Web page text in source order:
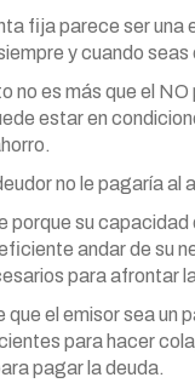
fija parece ser
y cuando
no es más que el
estar en
no le pagaría al
porque su capacidad
andar de su
para afrontar
que el emisor sea
para hacer
pagar la deuda.